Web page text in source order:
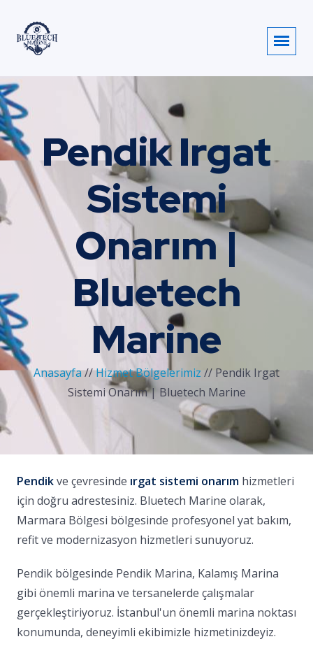
Pendik Irgat
Sistemi
Onarım |
Bluetech
Marine
Anasayfa//Hizmet Bölgelerimiz // Pendik Irgat
Sistemi Onarım | Bluetech Marine
Pendikve çevresinde ırgat sistemi onarım hizmetleri
için doğru adrestesiniz. Bluetech Marine olarak,
Marmara Bölgesi bölgesinde profesyonel yat bakım,
refit ve modernizasyon hizmetleri sunuyoruz.
Pendik bölgesinde Pendik Marina, Kalamış Marina
gibi önemli marina ve tersanelerde çalışmalar
gerçekleştiriyoruz. İstanbul'un önemli marina noktası
konumunda, deneyimli ekibimizle hizmetinizdeyiz.